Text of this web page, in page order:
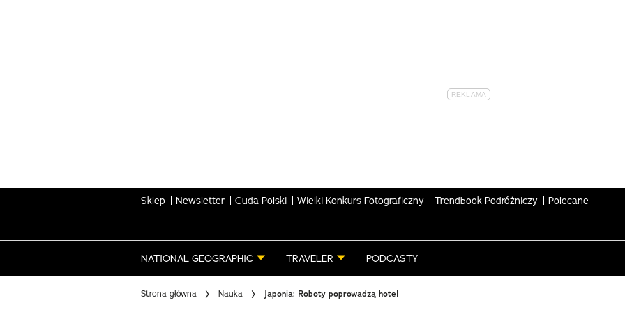
Sklep Newsletter Cuda Polski Wielki Konkurs Fotograficzny Trendbook Podróżniczy Polecane
NATIONAL GEOGRAPHIC TRAVELER PODCASTY
Strona główna Nauka Japonia: Roboty poprowadzą hotel